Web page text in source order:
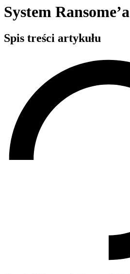
System Ransome’a
Spis treści artykułu